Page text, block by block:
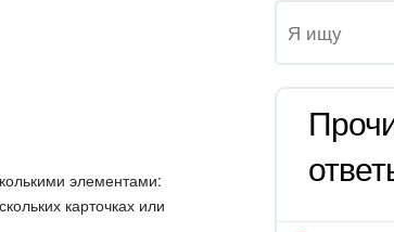
элементами:
карточках или